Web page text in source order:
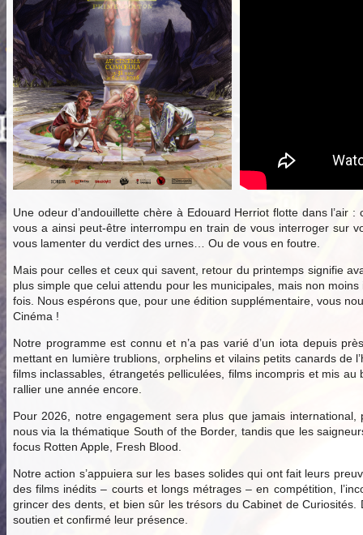
Une odeur d’andouillette chère à Edouard Herriot flotte dans
vous a ainsi peut-être interrompu en train de vous interroger sur
vous lamenter du verdict des urnes… Ou de vous en foutre.
Mais pour celles et ceux qui savent, retour du printemps signifie
plus simple que celui attendu pour les municipales, mais non
fois. Nous espérons que, pour une édition supplémentaire, vous
Cinéma !
Notre programme est connu et n’a pas varié d’un iota depuis
mettant en lumière trublions, orphelins et vilains petits canards de
films inclassables, étrangetés pelliculées, films incompris et mis
rallier une année encore.
Pour 2026, notre engagement sera plus que jamais
nous via la thématique South of the Border, tandis que les
focus Rotten Apple, Fresh Blood.
Notre action s’appuiera sur les bases solides qui ont fait leurs
des films inédits – courts et longs métrages – en compétition,
grincer des dents, et bien sûr les trésors du Cabinet de
soutien et confirmé leur présence.